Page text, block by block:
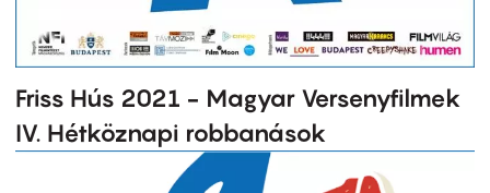
Friss Hús 2021 - Magyar Versenyfilmek
IV. Hétköznapi robbanások